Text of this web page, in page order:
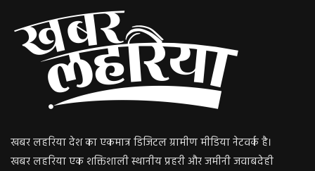
खबर लहरिया देश का एकमात्र डिजिटल ग्रामीण मीडिया नेटवर्क है।
खबर लहरिया एक शक्तिशाली स्थानीय प्रहरी और जमीनी जवाबदेही